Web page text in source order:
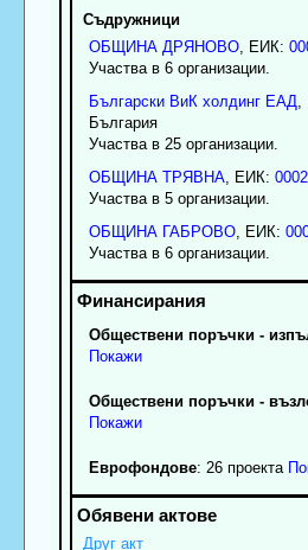
Съдружници
ОБЩИНА ДРЯНОВО, ЕИК:
Участва в 6 организации.
Български ВиК холдинг ЕАД
България
Участва в 25 организации.
ОБЩИНА ТРЯВНА, ЕИК:
Участва в 5 организации.
ОБЩИНА ГАБРОВО, ЕИК:
Участва в 6 организации.
Обществени поръчки -
Покажи
Обществени поръчки -
Покажи
Еврофондове: 26 проекта
Друг акт